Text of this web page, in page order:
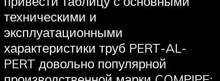
техническими и
эксплуатационными
характеристики труб PERT-AL-
PERT довольно популярной